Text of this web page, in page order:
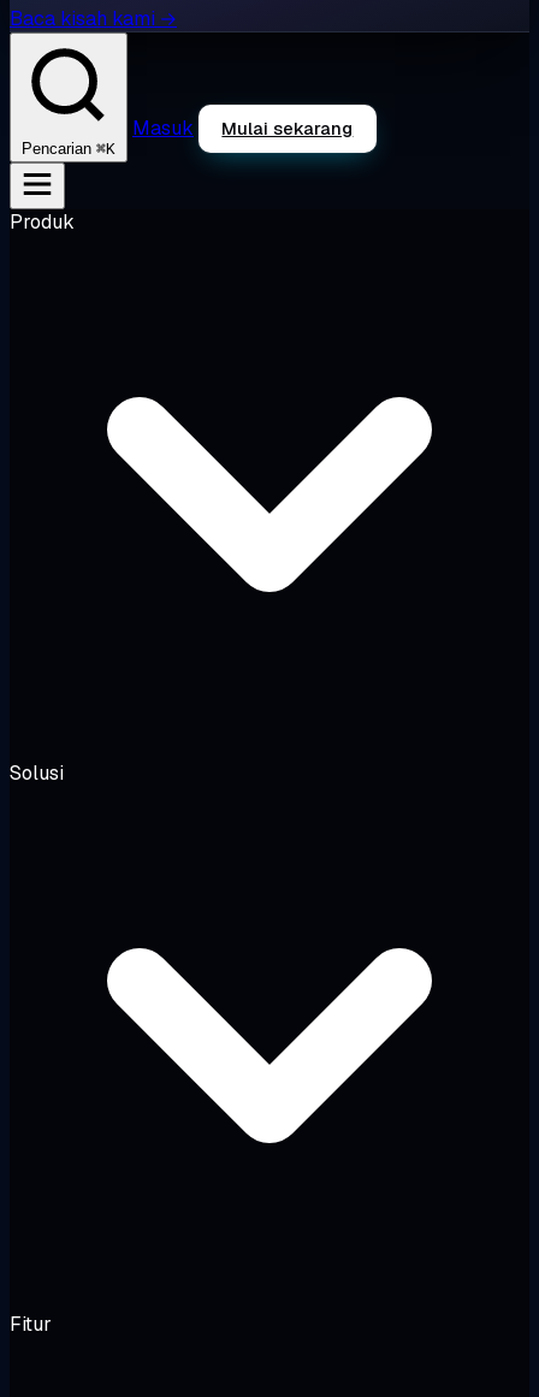
Baca kisah kami →
Pencarian ⌘K
Masuk Mulai sekarang
Produk
Solusi
Fitur